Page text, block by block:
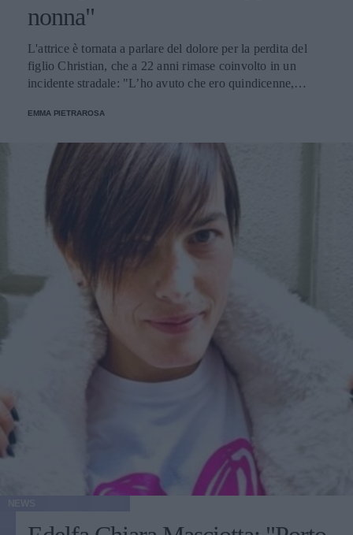
nonna"
L'attrice è tornata a parlare del dolore per la perdita del
figlio Christian, che a 22 anni rimase coinvolto in un
incidente stradale: "L’ho avuto che ero quindicenne,
EMMA PIETRAROSA